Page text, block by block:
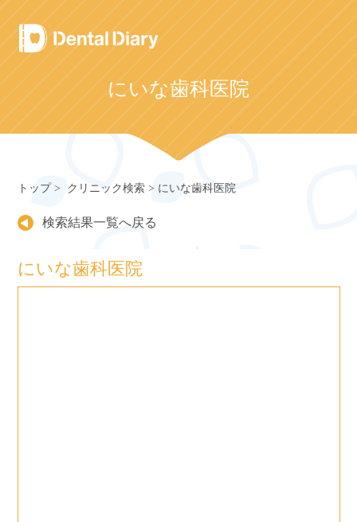
Skip
to
content
にいな歯科医院
トップ クリニック検索 にいな歯科医院
検索結果一覧へ戻る
にいな歯科医院